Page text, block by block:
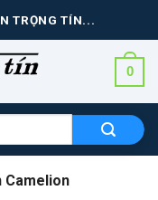
TRỌNG TÍN...
0
Camelion